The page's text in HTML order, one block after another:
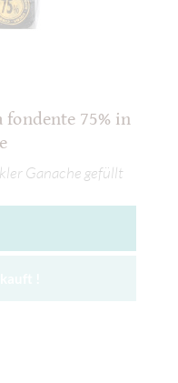
fondente 75% in
Ganache gefüllt